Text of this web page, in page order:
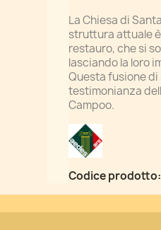
La Chiesa di
struttura attuale
restauro, che si
lasciando la loro
Questa fusione
testimonianza
Campoo.
Codice prodotto: